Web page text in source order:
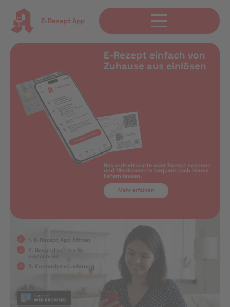
E-Rezept App
E-Rezept einfach von
Zuhause aus einlösen
Gesundheitskarte oder Rezept scannen
und Medikamente bequem nach Hause
liefern lassen.
Mehr erfahren
1. E-Rezept App öffnen
2. Gesundheitskarte
einscannen
3. Kostenfreie Lieferung